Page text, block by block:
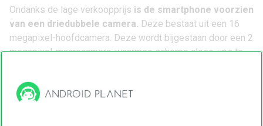
Ondanks de lage verkoopprijs is de smartphone voorzien
van een driedubbele camera. Deze bestaat uit een 16
megapixel-hoofdcamera. Deze wordt bijgestaan door een 2
megapixel-macrocamera, waarmee scherpe close-ups te
dieptesensor op, waarmee verschillende effecten in foto’s
mogelijk gemaakt worden. De reguliere G8 Power heeft er